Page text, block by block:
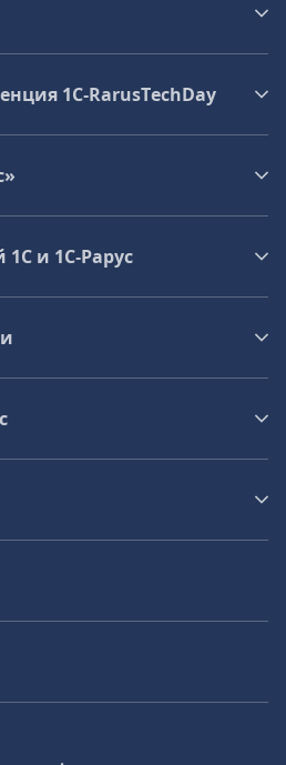
1C‑RarusTechDay
и 1С‑Рарус